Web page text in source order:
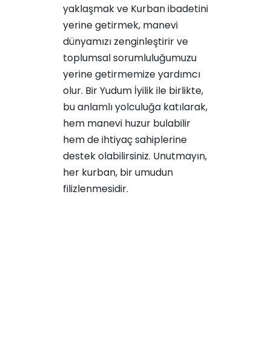
yaklaşmak ve Kurban ibadetini
yerine getirmek, manevi
dünyamızı zenginleştirir ve
toplumsal sorumluluğumuzu
yerine getirmemize yardımcı
olur. Bir Yudum İyilik ile birlikte,
bu anlamlı yolculuğa katılarak,
hem manevi huzur bulabilir
hem de ihtiyaç sahiplerine
destek olabilirsiniz. Unutmayın,
her kurban, bir umudun
filizlenmesidir.